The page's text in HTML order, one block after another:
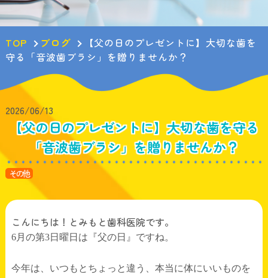
TOP ブログ
【父の日のプレゼントに】大切な歯を
守る「音波歯ブラシ」を贈りませんか？
2026/06/13
【父の日のプレゼントに】大切な歯を守る
「音波歯ブラシ」を贈りませんか？
その他
こんにちは！とみもと歯科医院です。
6月の第3日曜日は『父の日』ですね。
今年は、いつもとちょっと違う、本当に体にいいものを